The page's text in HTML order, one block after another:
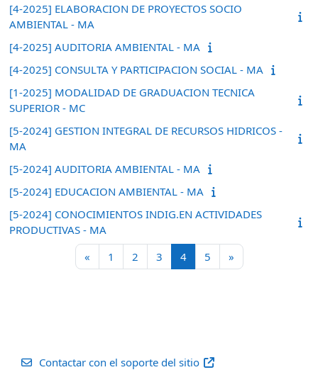
[4-2025] ELABORACION DE PROYECTOS SOCIO
AMBIENTAL - MA
[4-2025] AUDITORIA AMBIENTAL - MA
[4-2025] CONSULTA Y PARTICIPACION SOCIAL - MA
[1-2025] MODALIDAD DE GRADUACION TECNICA
SUPERIOR - MC
[5-2024] GESTION INTEGRAL DE RECURSOS HIDRICOS -
MA
[5-2024] AUDITORIA AMBIENTAL - MA
[5-2024] EDUCACION AMBIENTAL - MA
[5-2024] CONOCIMIENTOS INDIG.EN ACTIVIDADES
PRODUCTIVAS - MA
«Página anterior
1 Página 1
2Página 2
3Página 3
4Página 4
5Página 5
»Siguiente página
Contactar con el soporte del sitio